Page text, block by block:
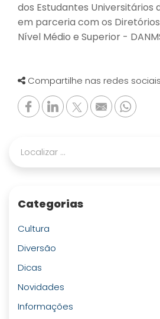
dos Estudantes Universitários
em parceria com os
Nível Médio e Superior -
Compartilhe nas redes sociais
Categorias
Cultura
Diversão
Dicas
Novidades
Informações